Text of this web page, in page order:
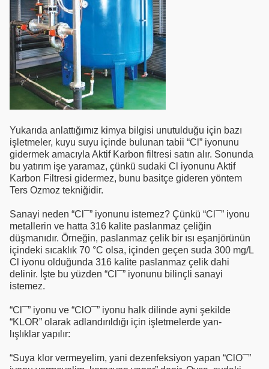
Yukarıda anlattığımız kimya bilgisi unutulduğu için bazı
işletmeler, kuyu suyu içinde bulunan tabii “Cl” iyonunu
gidermek amacıyla Aktif Karbon filtresi satın alır. Sonunda
bu yatırım işe yaramaz, çünkü sudaki Cl iyonunu Aktif
Karbon Filtresi gidermez, bunu basitçe gideren yöntem
Ters Ozmoz tekniğidir.
Sanayi neden “Cl¯” iyonunu istemez? Çünkü “Cl¯” iyonu
metallerin ve hatta 316 kalite paslanmaz çeliğin
düşmanıdır. Örneğin, paslanmaz çelik bir ısı eşanjörünün
içindeki sıcaklık 70 °C olsa, içinden geçen suda 300 mg/L
Cl iyonu olduğunda 316 kalite paslanmaz çelik dahi
delinir. İşte bu yüzden “Cl¯” iyonunu bilinçli sanayi
istemez.
“Cl¯” iyonu ve “ClO¯” iyonu halk dilinde ayni şekilde
“KLOR” olarak adlandırıldığı için işletmelerde yan-
lışlıklar yapılır:
“Suya klor vermeyelim, yani dezenfeksiyon yapan “ClO¯”